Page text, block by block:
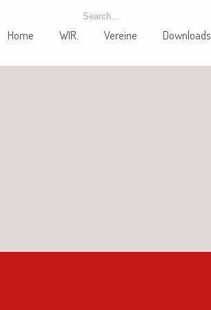
Home WIR. Vereine Downloads